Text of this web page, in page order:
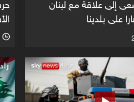
إلى علاقة مع لبنان
على بلدينا